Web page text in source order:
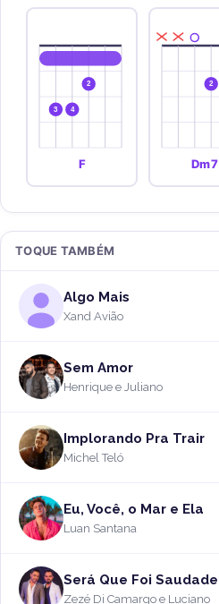
3 4
2
F
2
Dm7
TOQUE TAMBÉM
Algo Mais
Xand Avião
Sem Amor
Henrique e Juliano
Implorando Pra Trair
Michel Teló
Eu, Você, o Mar e Ela
Luan Santana
Será Que Foi Saudade
Zezé Di Camargo e Luciano